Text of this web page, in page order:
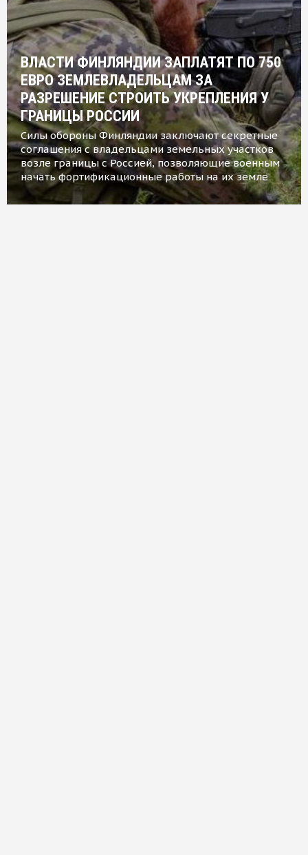
ВЛАСТИ ФИНЛЯНДИИ ЗАПЛАТЯТ ПО 750
ЕВРО ЗЕМЛЕВЛАДЕЛЬЦАМ ЗА
РАЗРЕШЕНИЕ СТРОИТЬ УКРЕПЛЕНИЯ У
ГРАНИЦЫ РОССИИ
Силы обороны Финляндии заключают секретные
соглашения с владельцами земельных участков
возле границы с Россией, позволяющие военным
начать фортификационные работы на их земле